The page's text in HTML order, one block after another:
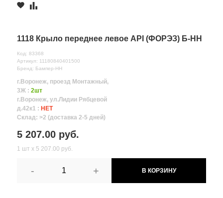
1118 Крыло переднее левое API (ФОРЭЗ) Б-НН
Код: 83368
Артикул: 11180840401500
Бренд: Бампер-НН
г.Воронеж, проезд Монтажный,
3Ж : 2шт
г.Воронеж, ул.Лидии Рябцевой
д.42к1 : НЕТ
Склад: >2 (доставка 2-5 дней)
5 207.00 руб.
1 шт х 5 207.00 руб.
- + В КОРЗИНУ